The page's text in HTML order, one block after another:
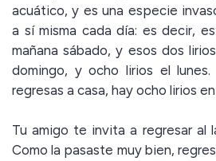
acuático, y es una especie
a sí misma cada día: es decir,
mañana sábado, y esos dos
domingo, y ocho lirios el
regresas a casa, hay ocho lirios
Tu amigo te invita a regresar al
Como la pasaste muy bien,